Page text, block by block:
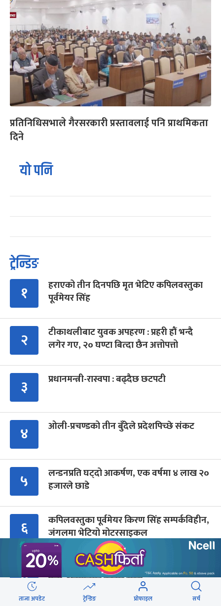
प्रतिनिधिसभाले गैरसरकारी प्रस्तावलाई पनि प्राथमिकता
दिने
यो पनि
ट्रेन्डिङ
१
हराएको तीन दिनपछि मृत भेटिए कपिलवस्तुका
पूर्वमेयर सिंह
२
टीकाथलीबाट युवक अपहरण : प्रहरी हौं भन्दै
लगेर गए, २० घण्टा बित्दा छैन अत्तोपत्तो
३ प्रधानमन्त्री-रास्वपा : बढ्दैछ छटपटी
४ ओली-प्रचण्डको तीन बुँदेले प्रदेशपिच्छे संकट
५
लन्डनप्रति घट्दो आकर्षण, एक वर्षमा ४ लाख २०
हजारले छाडे
६
कपिलवस्तुका पूर्वमेयर किरण सिंह सम्पर्कविहीन,
जंगलमा भेटियो मोटरसाइकल
७
रास्वपा सांसद ढकाल भन्छन्- सिंहदरबारको नाम
फेरौं, अनामनगर दरबार राखौं
ताजा अपडेट ट्रेन्डिङ प्रोफाइल सर्च